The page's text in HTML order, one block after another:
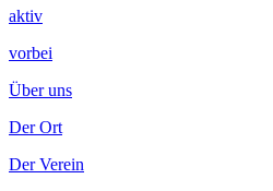
aktiv
vorbei
Über uns
Der Ort
Der Verein